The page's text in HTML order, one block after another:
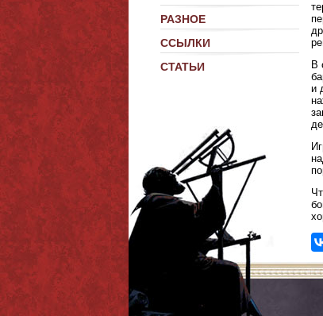
РАЗНОЕ
ССЫЛКИ
СТАТЬИ
В
и